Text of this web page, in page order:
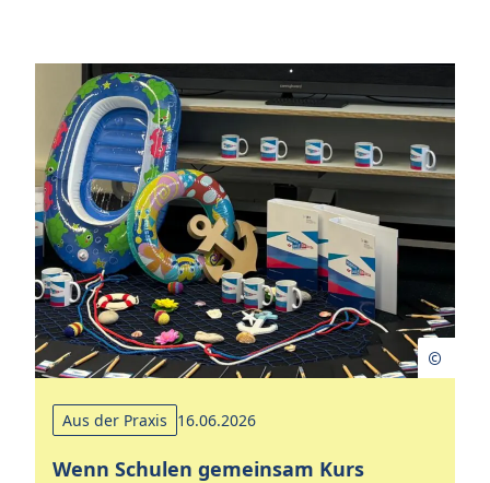
Aus der Praxis 16.06.2026
Wenn Schulen gemeinsam Kurs